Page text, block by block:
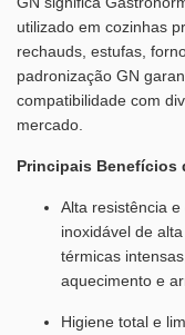
utilizado em cozinhas
rechauds, estufas,
padronização GN
compatibilidade com
mercado.
Principais Benefícios
Alta resistência
inoxidável de
térmicas
aquecimento e
Higiene total e